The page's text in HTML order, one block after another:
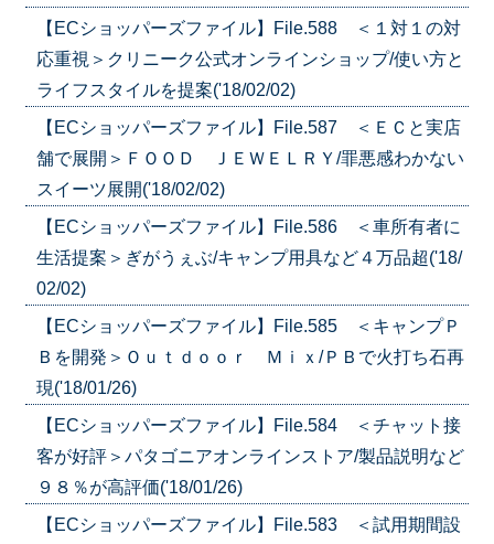
【ECショッパーズファイル】File.588 ＜１対１の対
応重視＞クリニーク公式オンラインショップ/使い方と
ライフスタイルを提案('18/02/02)
【ECショッパーズファイル】File.587 ＜ＥＣと実店
舗で展開＞ＦＯＯＤ ＪＥＷＥＬＲＹ/罪悪感わかない
スイーツ展開('18/02/02)
【ECショッパーズファイル】File.586 ＜車所有者に
生活提案＞ぎがうぇぶ/キャンプ用具など４万品超('18/
02/02)
【ECショッパーズファイル】File.585 ＜キャンプＰ
Ｂを開発＞Ｏｕｔｄｏｏｒ Ｍｉｘ/ＰＢで火打ち石再
現('18/01/26)
【ECショッパーズファイル】File.584 ＜チャット接
客が好評＞パタゴニアオンラインストア/製品説明など
９８％が高評価('18/01/26)
【ECショッパーズファイル】File.583 ＜試用期間設